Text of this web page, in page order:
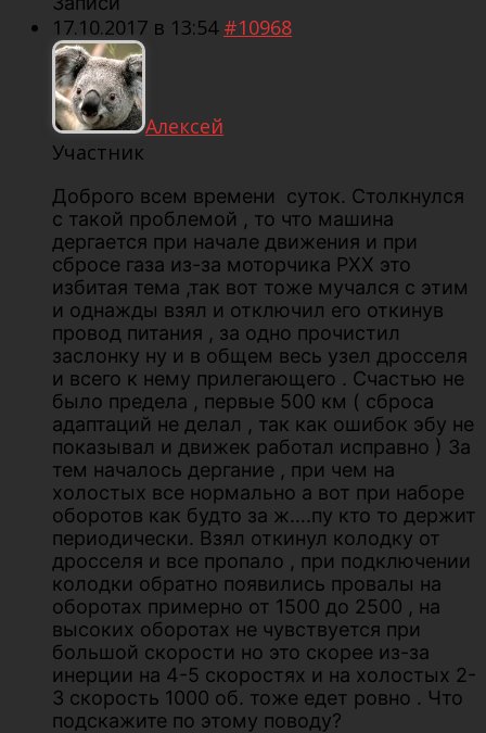
17.10.2017 в 13:54 #10968
Aлексей
Участник
Доброго всем времени суток. Столкнулся
с такой проблемой , то что машина
дергается при начале движения и при
сбросе газа из-за моторчика РХХ это
избитая тема ,так вот тоже мучался с этим
и однажды взял и отключил его откинув
провод питания , за одно прочистил
заслонку ну и в общем весь узел дросселя
и всего к нему прилегающего . Счастью не
было предела , первые 500 км ( сброса
адаптаций не делал , так как ошибок эбу не
показывал и движек работал исправно ) За
тем началось дергание , при чем на
холостых все нормально а вот при наборе
оборотов как будто за ж….пу кто то держит
периодически. Взял откинул колодку от
дросселя и все пропало , при подключении
колодки обратно появились провалы на
оборотах примерно от 1500 до 2500 , на
высоких оборотах не чувствуется при
большой скорости но это скорее из-за
инерции на 4-5 скоростях и на холостых 2-
3 скорость 1000 об. тоже едет ровно . Что
подскажите по этому поводу?